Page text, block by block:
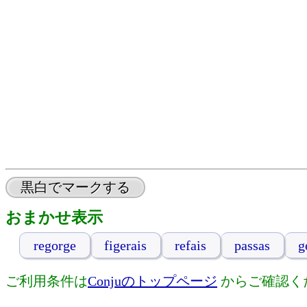
黒白でマークする
おまかせ表示
regorge figerais refais passas
ご利用条件はConjuのトップページ からご確認く